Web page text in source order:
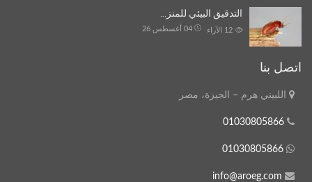
التدقيق البيئي للمنز…
04 أغسطس 26 الآراء
اتصل بنا
اللبيني هرم – الجيزة، مصر
01030805866
01030805866
info@aroeg.com